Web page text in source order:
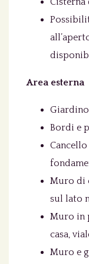
Area esterna
Bordi e
Muro di
sul lato
Muro in
casa,
Muro e